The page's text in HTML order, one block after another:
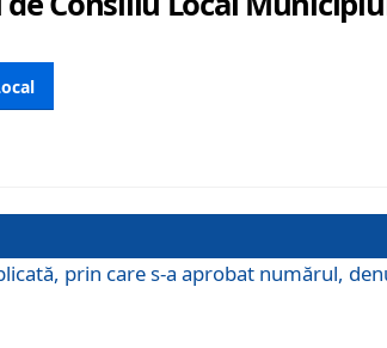
prin care s-a aprobat numărul,